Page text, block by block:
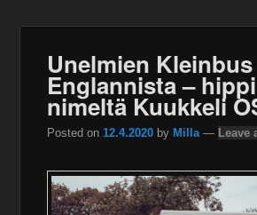
Unelmien Kleinbus
Englannista –
nimeltä Kuukkeli
Posted on12.4.2020 by Milla — Leave